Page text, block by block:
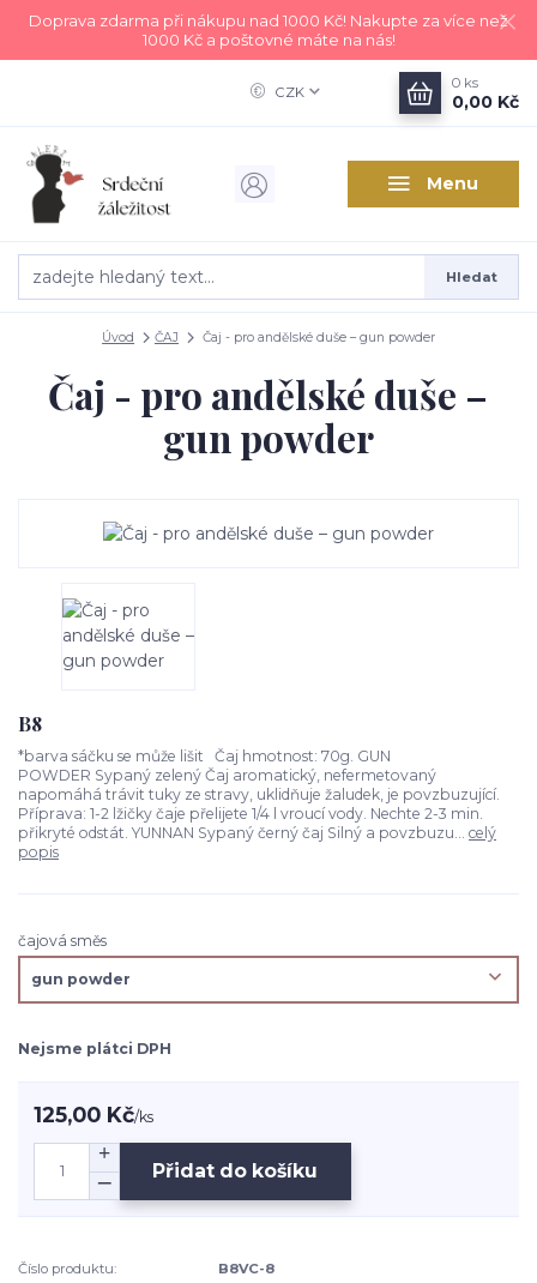
Doprava zdarma při nákupu nad 1000 Kč! Nakupte za více než
1000 Kč a poštovné máte na nás!
Menu
CZK
Hledat
0 ks
0,00 Kč
Úvod ČAJ Čaj - pro andělské duše – gun powder
Čaj - pro andělské duše –
gun powder
B8
*barva sáčku se může lišit Čaj hmotnost: 70g. GUN
POWDER Sypaný zelený Čaj aromatický, nefermetovaný
napomáhá trávit tuky ze stravy, uklidňuje žaludek, je povzbuzující.
Příprava: 1-2 lžičky čaje přelijete 1/4 l vroucí vody. Nechte 2-3 min.
přikryté odstát. YUNNAN Sypaný černý čaj Silný a povzbuzu... celý
popis
čajová směs
Nejsme plátci DPH
125,00 Kč/ks
Přidat do košíku
Číslo produktu:
B8VC-8